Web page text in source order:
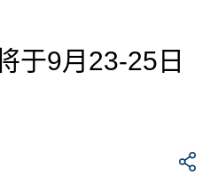
于9月23-25日